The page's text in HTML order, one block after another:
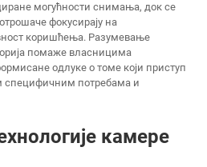
могућности снимања, док се
фокусирају на
коришћења. Разумевање
помаже власницима
одлуке о томе који приступ
специфичним потребама и
камере